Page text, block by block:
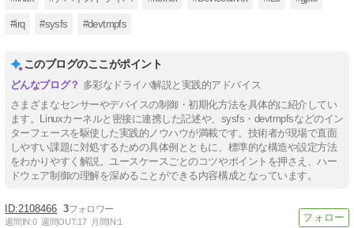
#irq #sysfs #devtmpfs
このブログのここがポイント
多彩なドライバ解説と実践的アドバイス
さまざまなセンサーやデバイスの制御・初期化方法を具体的に紹介してい
ます。Linuxカーネルと密接に連携した記述や、sysfs・devtmpfsなどのイン
ターフェースを駆使した実践的ノウハウが満載です。技術者が現場で直面
しやすい課題に対処するための具体例とともに、標準的な構造や設定方法
をわかりやすく解説。ユースケースごとのコツやポイントを押さえ、ハー
ドウェア制御の理解を深めることができる内容構成となっています。
2108466 3
週間IN:0 週間OUT:17 月間IN:1